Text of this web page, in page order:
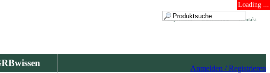
Loading ...
Kontakt
Datenschutz
Impressum
Anmelden / Registrieren